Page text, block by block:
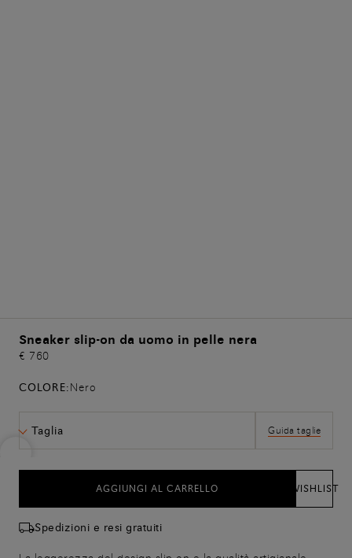
Sneaker slip-on da uomo in pelle nera
€ 760
COLORE:Nero
Taglia Guida taglie
AGGIUNGI AL CARRELLO WISHLIST
Spedizioni e resi gratuiti